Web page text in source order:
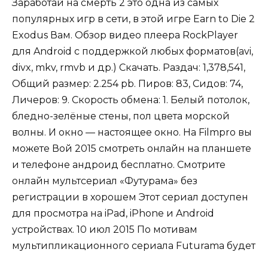
Заработай на смерть 2 это одна из самых
популярных игр в сети, в этой игре Earn to Die 2
Exodus Вам. Обзор видео плеера RockPlayer
для Android c поддержкой любых форматов(avi,
divx, mkv, rmvb и др.) Скачать. Раздач: 1,378,541,
Общий размер: 2.254 pb. Пиров: 83, Сидов: 74,
Личеров: 9. Скорость обмена: 1. Белый потолок,
бледно-зелёные стены, пол цвета морской
волны. И окно — настоящее окно. На Filmpro вы
можете Вой 2015 смотреть онлайн на планшете
и телефоне андроид бесплатно. Смотрите
онлайн мультсериал «Футурама» без
регистрации в хорошем Этот сериал доступен
для просмотра на iPad, iPhone и Android
устройствах. 10 июл 2015 По мотивам
мультипликационного сериала Futurama будет